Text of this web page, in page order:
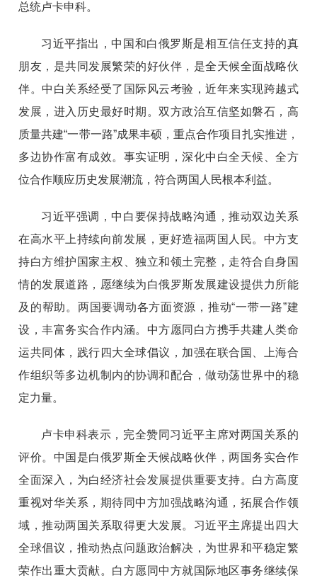
总统卢卡申科。
习近平指出，中国和白俄罗斯是相互信任支持的真
朋友，是共同发展繁荣的好伙伴，是全天候全面战略伙
伴。中白关系经受了国际风云考验，近年来实现跨越式
发展，进入历史最好时期。双方政治互信坚如磐石，高
质量共建“一带一路”成果丰硕，重点合作项目扎实推进，
多边协作富有成效。事实证明，深化中白全天候、全方
位合作顺应历史发展潮流，符合两国人民根本利益。
习近平强调，中白要保持战略沟通，推动双边关系
在高水平上持续向前发展，更好造福两国人民。中方支
持白方维护国家主权、独立和领土完整，走符合自身国
情的发展道路，愿继续为白俄罗斯发展建设提供力所能
及的帮助。两国要调动各方面资源，推动“一带一路”建
设，丰富务实合作内涵。中方愿同白方携手共建人类命
运共同体，践行四大全球倡议，加强在联合国、上海合
作组织等多边机制内的协调和配合，做动荡世界中的稳
定力量。
卢卡申科表示，完全赞同习近平主席对两国关系的
评价。中国是白俄罗斯全天候战略伙伴，两国务实合作
全面深入，为白经济社会发展提供重要支持。白方高度
重视对华关系，期待同中方加强战略沟通，拓展合作领
域，推动两国关系取得更大发展。习近平主席提出四大
全球倡议，推动热点问题政治解决，为世界和平稳定繁
荣作出重大贡献。白方愿同中方就国际地区事务继续保